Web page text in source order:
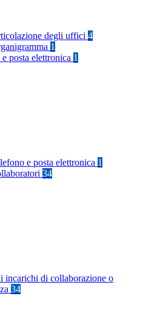
degli uffici 4
1
posta elettronica 1
e posta elettronica 1
34
incarichi di collaborazione o
34